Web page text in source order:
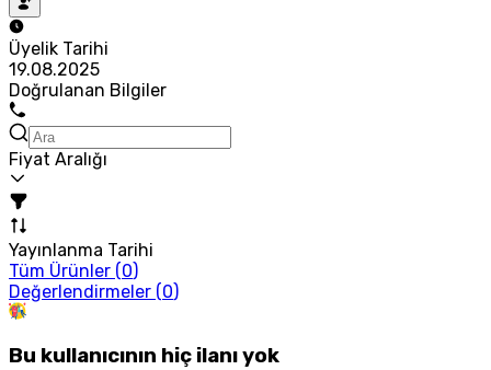
Üyelik Tarihi
19.08.2025
Doğrulanan Bilgiler
Fiyat Aralığı
Yayınlanma Tarihi
Tüm Ürünler (0)
Değerlendirmeler (0)
Bu kullanıcının hiç ilanı yok